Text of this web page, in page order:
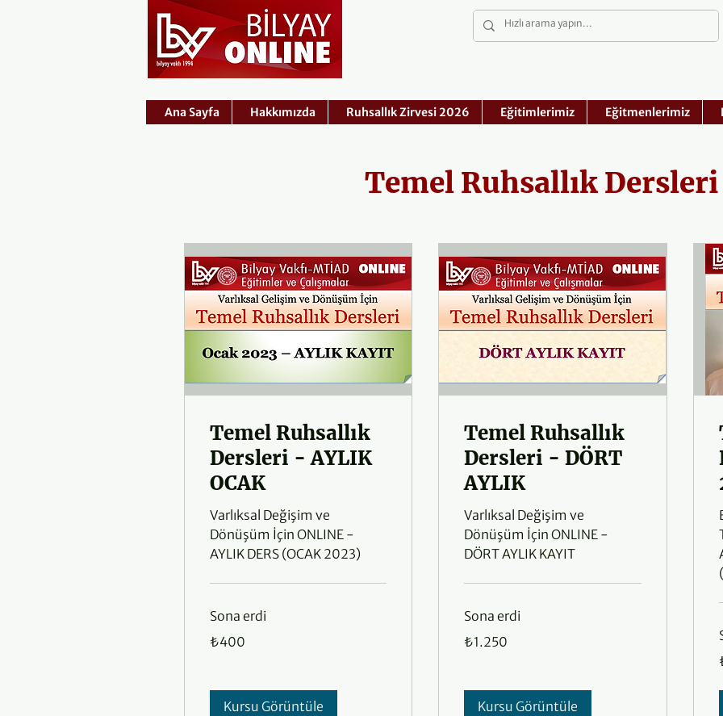
Ana Sayfa Hakkımızda Ruhsallık Zirvesi 2026 Eğitimlerimiz Eğitmenlerimiz
Temel Ruhsallık Dersleri
Temel Ruhsallık
Dersleri - AYLIK
OCAK
Varlıksal Değişim ve
Dönüşüm İçin ONLINE -
AYLIK DERS (OCAK 2023)
Sona erdi
₺400
Türk
₺400
Kursu Görüntüle
Temel Ruhsallık
Dersleri - DÖRT
AYLIK
Varlıksal Değişim ve
Dönüşüm İçin ONLINE -
DÖRT AYLIK KAYIT
Sona erdi
₺1.250
Türk
₺1.250
Kursu Görüntüle